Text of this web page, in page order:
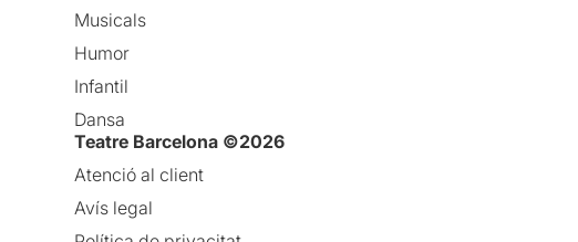
Musicals
Humor
Infantil
Dansa
Teatre Barcelona ©2026
Atenció al client
Avís legal